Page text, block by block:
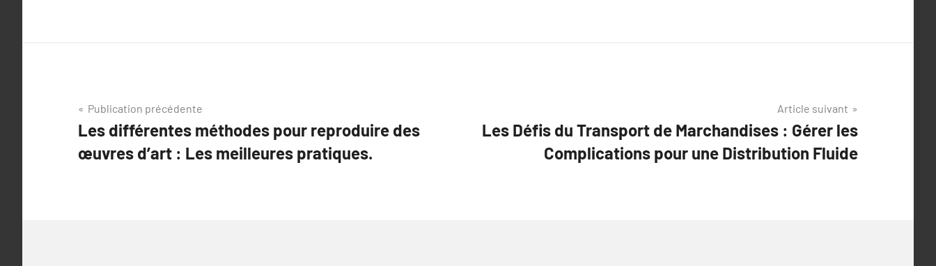
Navigation
de
l’article
Publication précédente
Les différentes méthodes pour reproduire des
œuvres d’art : Les meilleures pratiques.
Article suivant
Les Défis du Transport de Marchandises : Gérer les
Complications pour une Distribution Fluide